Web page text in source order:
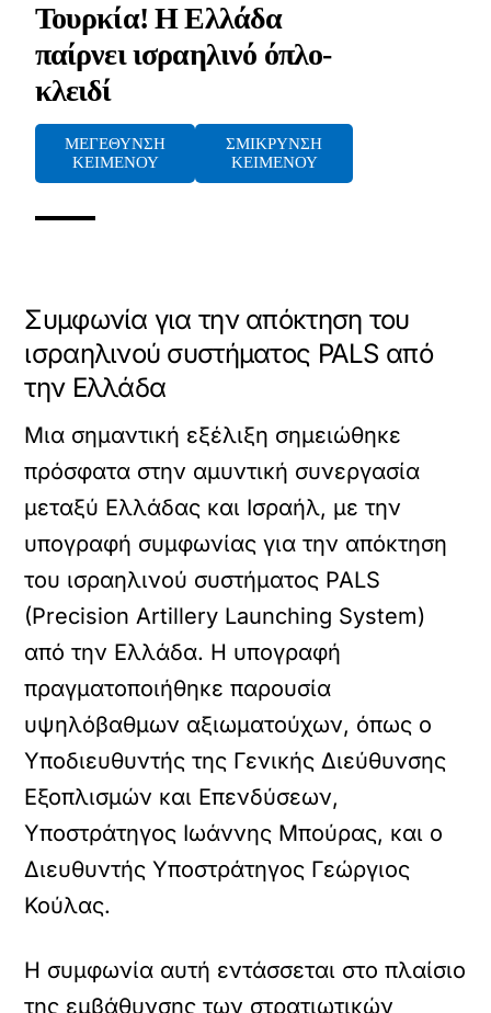
Τουρκία! Η Ελλάδα
παίρνει ισραηλινό όπλο-
κλειδί
ΜΕΓΕΘΥΝΣΗ
ΚΕΙΜΕΝΟΥ
ΣΜΙΚΡΥΝΣΗ
ΚΕΙΜΕΝΟΥ
Συμφωνία για την απόκτηση του
ισραηλινού συστήματος PALS από
την Ελλάδα
Μια σημαντική εξέλιξη σημειώθηκε
πρόσφατα στην αμυντική συνεργασία
μεταξύ Ελλάδας και Ισραήλ, με την
υπογραφή συμφωνίας για την απόκτηση
του ισραηλινού συστήματος PALS
(Precision Artillery Launching System)
από την Ελλάδα. Η υπογραφή
πραγματοποιήθηκε παρουσία
υψηλόβαθμων αξιωματούχων, όπως ο
Υποδιευθυντής της Γενικής Διεύθυνσης
Εξοπλισμών και Επενδύσεων,
Υποστράτηγος Ιωάννης Μπούρας, και ο
Διευθυντής Υποστράτηγος Γεώργιος
Κούλας.
Η συμφωνία αυτή εντάσσεται στο πλαίσιο
της εμβάθυνσης των στρατιωτικών